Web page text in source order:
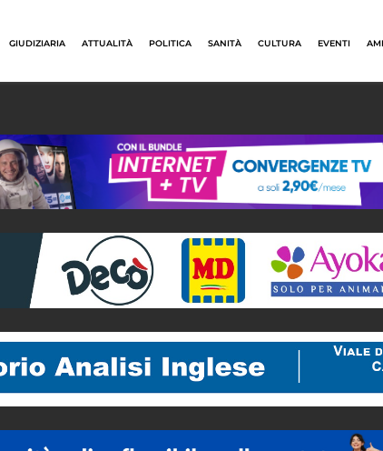
GIUDIZIARIA ATTUALITÀ POLITICA SANITÀ CULTURA EVENTI